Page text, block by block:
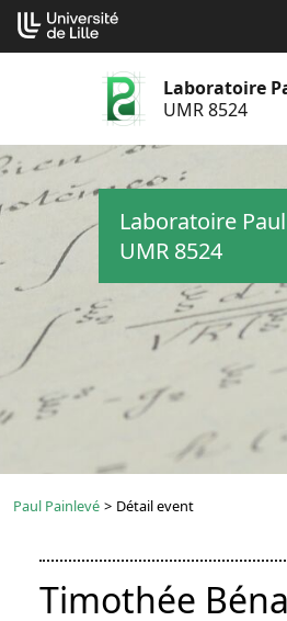
Aller
au
contenu
Laboratoire
UMR 8524
Laboratoire
UMR 8524
Paul Painlevé > Détail event
Timothée
Cookies management panel